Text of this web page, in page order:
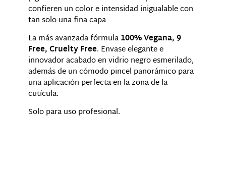
confieren un color e intensidad inigualable con
tan solo una fina capa
La más avanzada fórmula100% Vegana, 9
Free, Cruelty Free. Envase elegante e
innovador acabado en vidrio negro esmerilado,
además de un cómodo pincel panorámico para
una aplicación perfecta en la zona de la
cutícula.
Solo para uso profesional.